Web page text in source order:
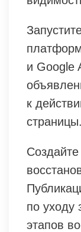
и Google
к
страницы.
по уходу
этапов